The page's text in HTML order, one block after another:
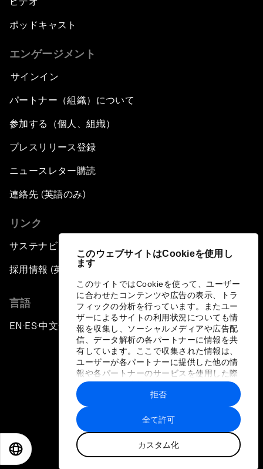
このウェブサイトはCookieを使用し
ます
このサイトではCookieを使って、ユーザー
に合わせたコンテンツや広告の表示、トラ
フィックの分析を行っています。またユー
ザーによるサイトの利用状況についても情
報を収集し、ソーシャルメディアや広告配
信、データ解析の各パートナーに情報を共
有しています。ここで収集された情報は、
ユーザーが各パートナーに提供した他の情
報や各パートナーのサービスを使用した際
に収集された情報と組み合わされ、各パー
トナーによって使用されることがありま
す。
全て許可
カスタム化
拒否
ポッドキャスト
エンゲージメント
サインイン
パートナー（組織）について
参加する（個人、組織）
プレスリリース登録
ニュースレター購読
連絡先 (英語のみ)
リンク
サステナビリティへの取り組み
採用情報 (英語のみ)
言語
EN ▪ES▪中文▪ 日本語
プライバシーポリシーと利用規約
サイトマップ
©
世界経済フォーラム